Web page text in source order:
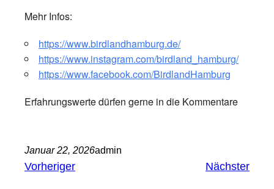
Mehr Infos:
https://www.birdlandhamburg.de/
https://www.instagram.com/birdland_hamburg/
https://www.facebook.com/BirdlandHamburg
Erfahrungswerte dürfen gerne in die Kommentare
Januar 22, 2026admin
Vorheriger Nächster